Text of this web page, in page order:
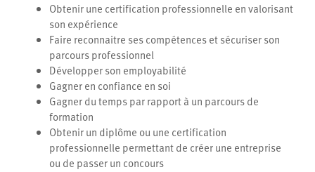
Obtenir une certification professionnelle en valorisant
son expérience
Faire reconnaitre ses compétences et sécuriser son
parcours professionnel
Développer son employabilité
Gagner en confiance en soi
Gagner du temps par rapport à un parcours de
formation
Obtenir un diplôme ou une certification
professionnelle permettant de créer une entreprise
ou de passer un concours